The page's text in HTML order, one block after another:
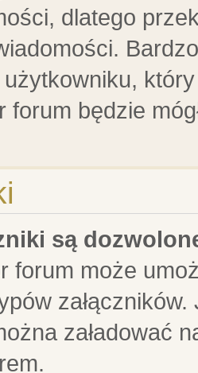
dlatego
forum będzie
są
forum może
załadować